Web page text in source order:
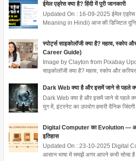
ईमेल एड्रेस क्या है? हिंदी में पूरी जानकारी
Updated On : 16-09-2025 ईमेल
Meaning in Hindi) आज की डिजिटल
स्पोर्ट्स साइकोलॉजी क्या है? महत्व,
Career Guide)
Image by Clayton from Pixabay
साइकोलॉजी क्या है? महत्व, स्कोप और
Dark Web क्या है और इसमें जाने से पहले
Dark Web क्या है और इसमें जाने से पहले
युग में, इंटरनेट का उपयोग हमारी दैनिक
Digital Computer का Evolution —
इतिहास
Updated On : 23-10-2025 Digital
आसान भाषा में समझें अगर आपने कभी सोचा